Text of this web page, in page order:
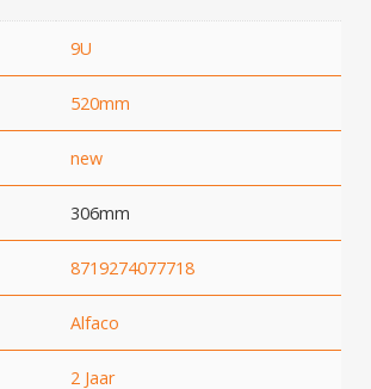
9U
520mm
new
306mm
8719274077718
Alfaco
2 Jaar